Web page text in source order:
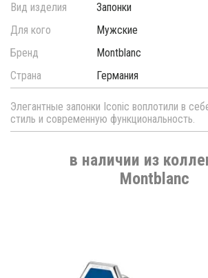
Вид изделия
Запонки
Для кого
Мужские
Бренд
Montblanc
Страна
Германия
Элегантные запонки Iconic воплотили в
стиль и современную функциональность.
в наличии из
Montblanc